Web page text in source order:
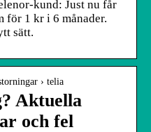
kund: Just nu får
för 1 kr i 6 månader.
sätt.
› telia
Aktuella
och fel